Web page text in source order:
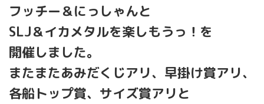
フッチー＆にっしゃんと
SLJ＆イカメタルを楽しもうっ！を
開催しました。
またまたあみだくじアリ、早掛け賞アリ、
各船トップ賞、サイズ賞アリと